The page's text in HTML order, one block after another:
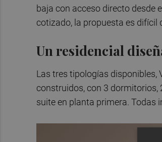
baja con acceso directo desde
cotizado, la propuesta es difícil
Un residencial
Las tres tipologías disponibles,
construidos, con 3 dormitorios,
suite en planta primera. Todas